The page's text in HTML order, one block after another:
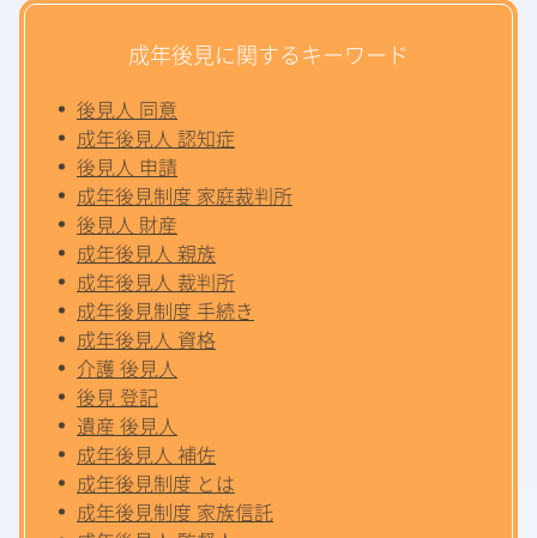
成年後見に関するキーワード
後見人 同意
成年後見人 認知症
後見人 申請
成年後見制度 家庭裁判所
後見人 財産
成年後見人 親族
成年後見人 裁判所
成年後見制度 手続き
成年後見人 資格
介護 後見人
後見 登記
遺産 後見人
成年後見人 補佐
成年後見制度 とは
成年後見制度 家族信託